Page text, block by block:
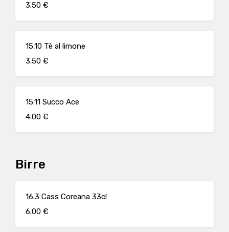
3.50 €
15.10 Tè al limone
3.50 €
15.11 Succo Ace
4.00 €
Birre
16.3 Cass Coreana 33cl
6.00 €